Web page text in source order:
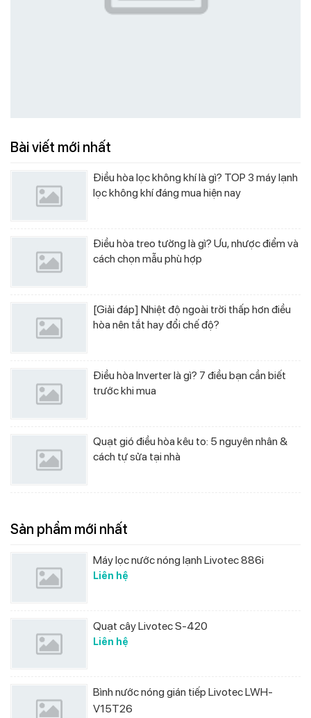
Bài viết mới nhất
Điều hòa lọc không khí là gì? TOP 3 máy lạnh
lọc không khí đáng mua hiện nay
Điều hòa treo tường là gì? Ưu, nhược điểm và
cách chọn mẫu phù hợp
[Giải đáp] Nhiệt độ ngoài trời thấp hơn điều
hòa nên tắt hay đổi chế độ?
Điều hòa Inverter là gì? 7 điều bạn cần biết
trước khi mua
Quạt gió điều hòa kêu to: 5 nguyên nhân &
cách tự sửa tại nhà
Sản phẩm mới nhất
Máy lọc nước nóng lạnh Livotec 886i
Liên hệ
Quạt cây Livotec S-420
Liên hệ
Bình nước nóng gián tiếp Livotec LWH-
V15T26